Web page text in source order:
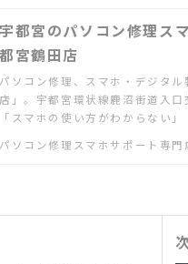
宇都宮のパソコン修理ス
都宮鶴田店
パソコン修理、スマホ・デジタ
店」。宇都宮環状線鹿沼街道入
「スマホの使い方がわからない
さい
パソコン修理スマホサポート専門